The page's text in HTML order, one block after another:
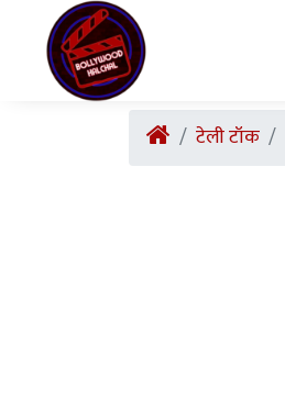
टेली टॉक